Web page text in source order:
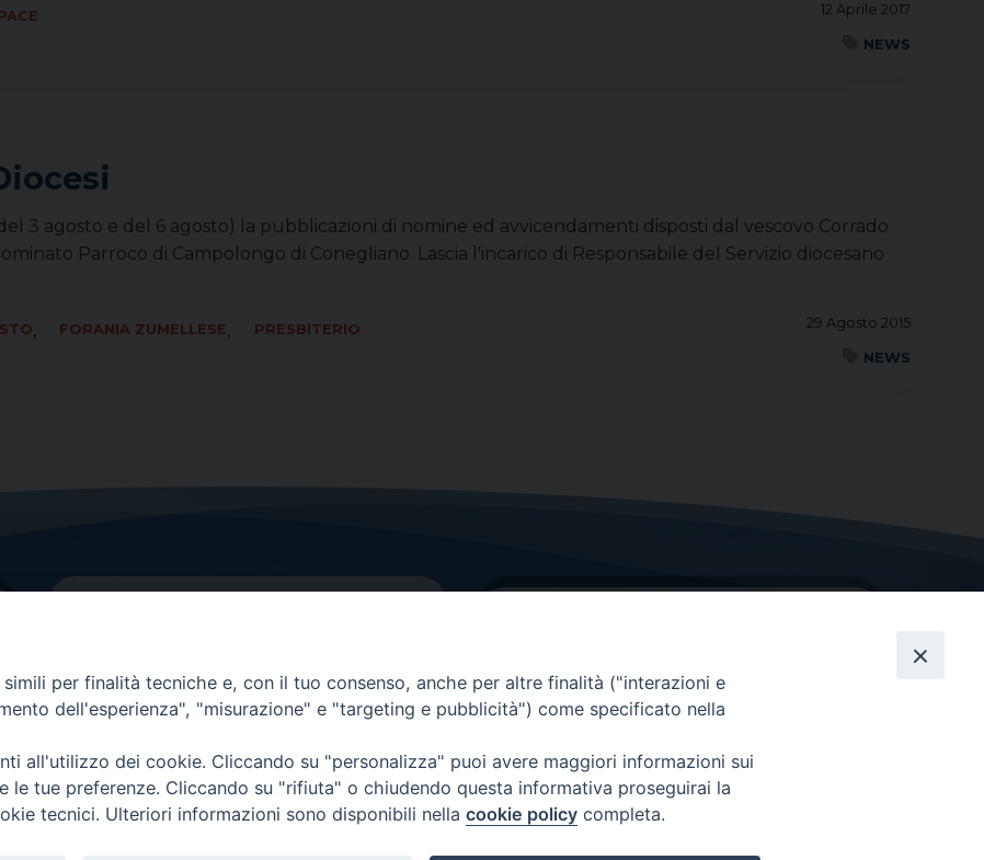
12 Aprile 2017
NEWS
3 agosto e del 6 agosto) la pubblicazioni di nomine ed avvicendamenti disposti dal vescovo Corrado
Parroco di Campolongo di Conegliano. Lascia l'incarico di Responsabile del Servizio diocesano
29 Agosto 2015
, FORANIA ZUMELLESE,
PRESBITERIO
NEWS
Contatti principali
Tel.0438 9481| fax0438 948214
EMAIL GENERALE
GRAZIE PER IL TUO AIUTO
Insieme per la Diocesi
per finalità tecniche e, con il tuo consenso, anche per altre finalità ("interazioni e
dell'esperienza", "misurazione" e "targeting e pubblicità") come specificato nella
all'utilizzo dei cookie. Cliccando su "personalizza" puoi avere maggiori informazioni sui
le tue preferenze. Cliccando su "rifiuta" o chiudendo questa informativa proseguirai la
tecnici. Ulteriori informazioni sono disponibili nella cookie policy completa.